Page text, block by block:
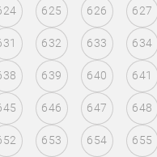
625 626 627
632 633 634
639 640 641
646 647 648
653 654 655